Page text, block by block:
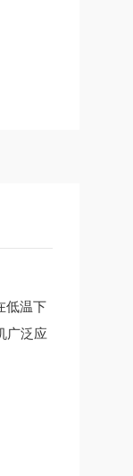
低温下
广泛应